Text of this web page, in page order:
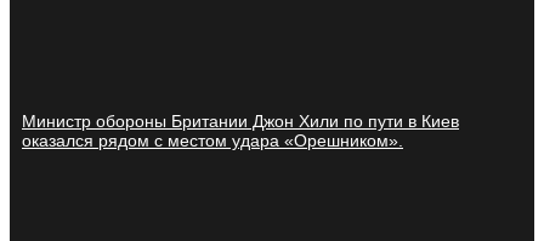
Министр обороны Британии Джон Хили по пути в Киев
оказался рядом с местом удара «Орешником».